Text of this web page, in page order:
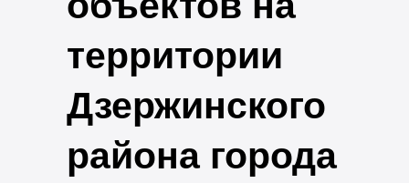
территории
Дзержинского
района города